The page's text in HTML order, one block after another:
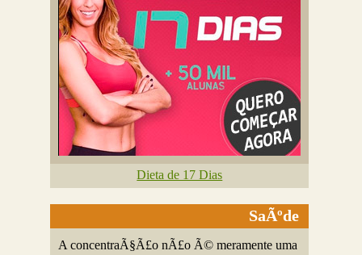
Dieta de 17 Dias
SaÃºde
A concentraÃ§Ã£o nÃ£o Ã© meramente uma